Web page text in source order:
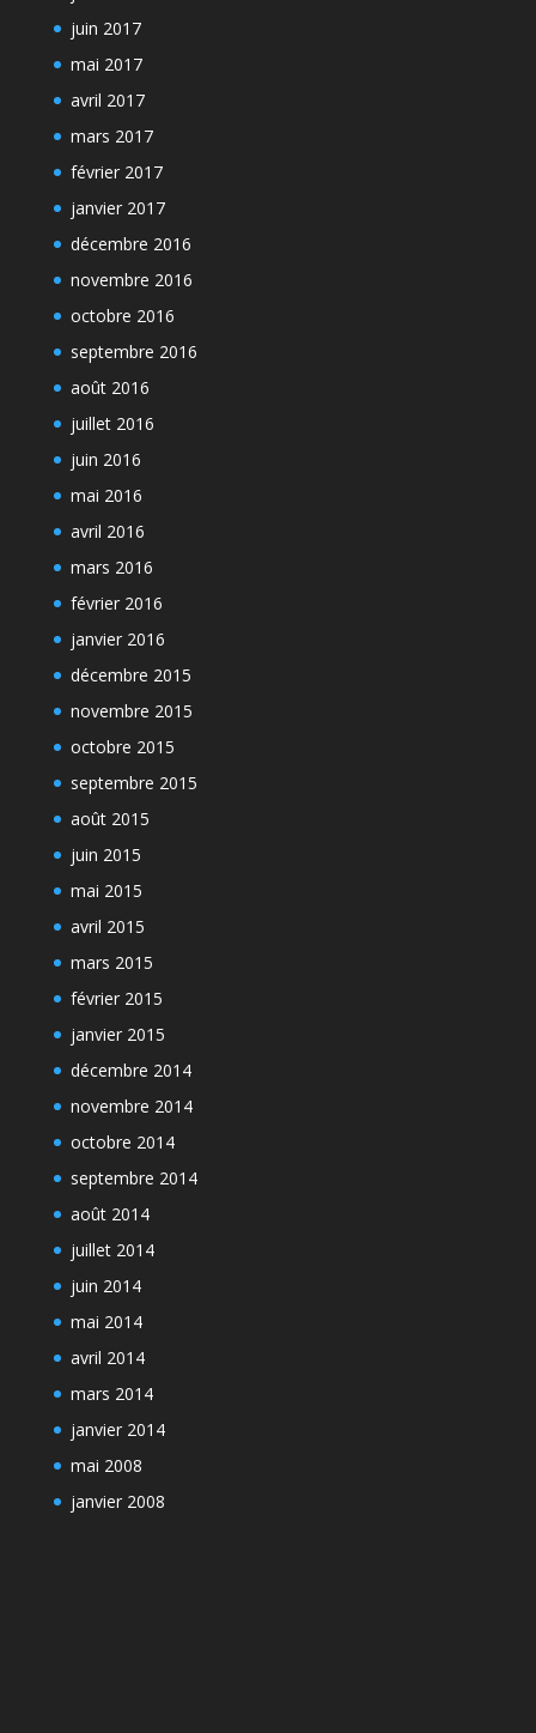
juin 2017
mai 2017
avril 2017
mars 2017
février 2017
janvier 2017
décembre 2016
novembre 2016
octobre 2016
septembre 2016
août 2016
juillet 2016
juin 2016
mai 2016
avril 2016
mars 2016
février 2016
janvier 2016
décembre 2015
novembre 2015
octobre 2015
septembre 2015
août 2015
juin 2015
mai 2015
avril 2015
mars 2015
février 2015
janvier 2015
décembre 2014
novembre 2014
octobre 2014
septembre 2014
août 2014
juillet 2014
juin 2014
mai 2014
avril 2014
mars 2014
janvier 2014
mai 2008
janvier 2008